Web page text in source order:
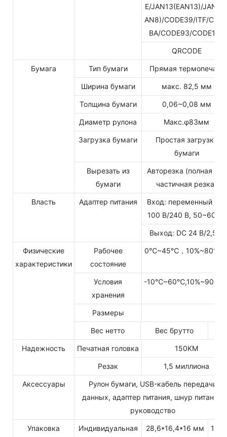
E/JAN13(EAN13)/
AN8)/CODE39/ITF/
BA/CODE93/CODE128
QRCODE
Бумага Тип бумаги Прямая термопечать
Ширина бумаги макс. 82,5 мм
Толщина бумаги 0,06~0,08 мм
Диаметр рулона Макс.φ83мм
Загрузка бумаги
Простая загрузка
бумаги
Вырезать из
бумаги
Авторезка (полная или
частичная резка)
Власть Адаптер питания
Вход: переменный ток
100 В/240 В, 50~60 Гц
Выход: DC 24 В/2,5 А
Физические
характеристики
Рабочее
состояние
0℃~45℃，
Условия
хранения
-
Размеры
Вес нетто Вес брутто
Надежность Печатная головка 150KM
Резак 1,5 миллиона
Аксессуары
Рулон бумаги, USB-кабель передачи
данных, адаптер питания, шнур питания,
руководство
Упаковка
Индивидуальная
28,6*16,4*16 мм